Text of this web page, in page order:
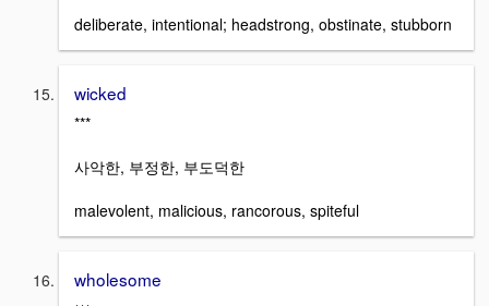
deliberate, intentional; headstrong, obstinate, stubborn
wicked
***
사악한, 부정한, 부도덕한
malevolent, malicious, rancorous, spiteful
wholesome